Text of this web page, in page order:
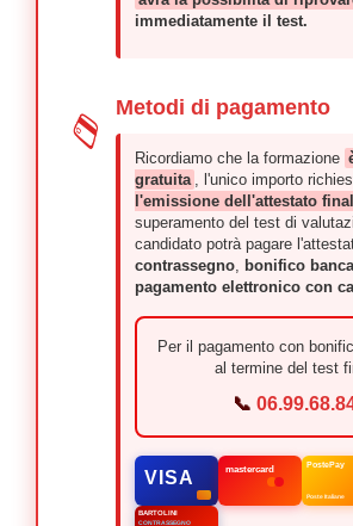
immediatamente il test.
💳
Metodi di pagamento
Ricordiamo che la formazione
gratuita , l'unico importo
l'emissione dell'attestato
superamento del test di
candidato potrà pagare
contrassegno, bonifico
pagamento elettronico con
Per il pagamento con
al termine del test
📞
VISA mastercard PostePay
Poste Italiane
BARTOLINI
CONTRASSEGNO